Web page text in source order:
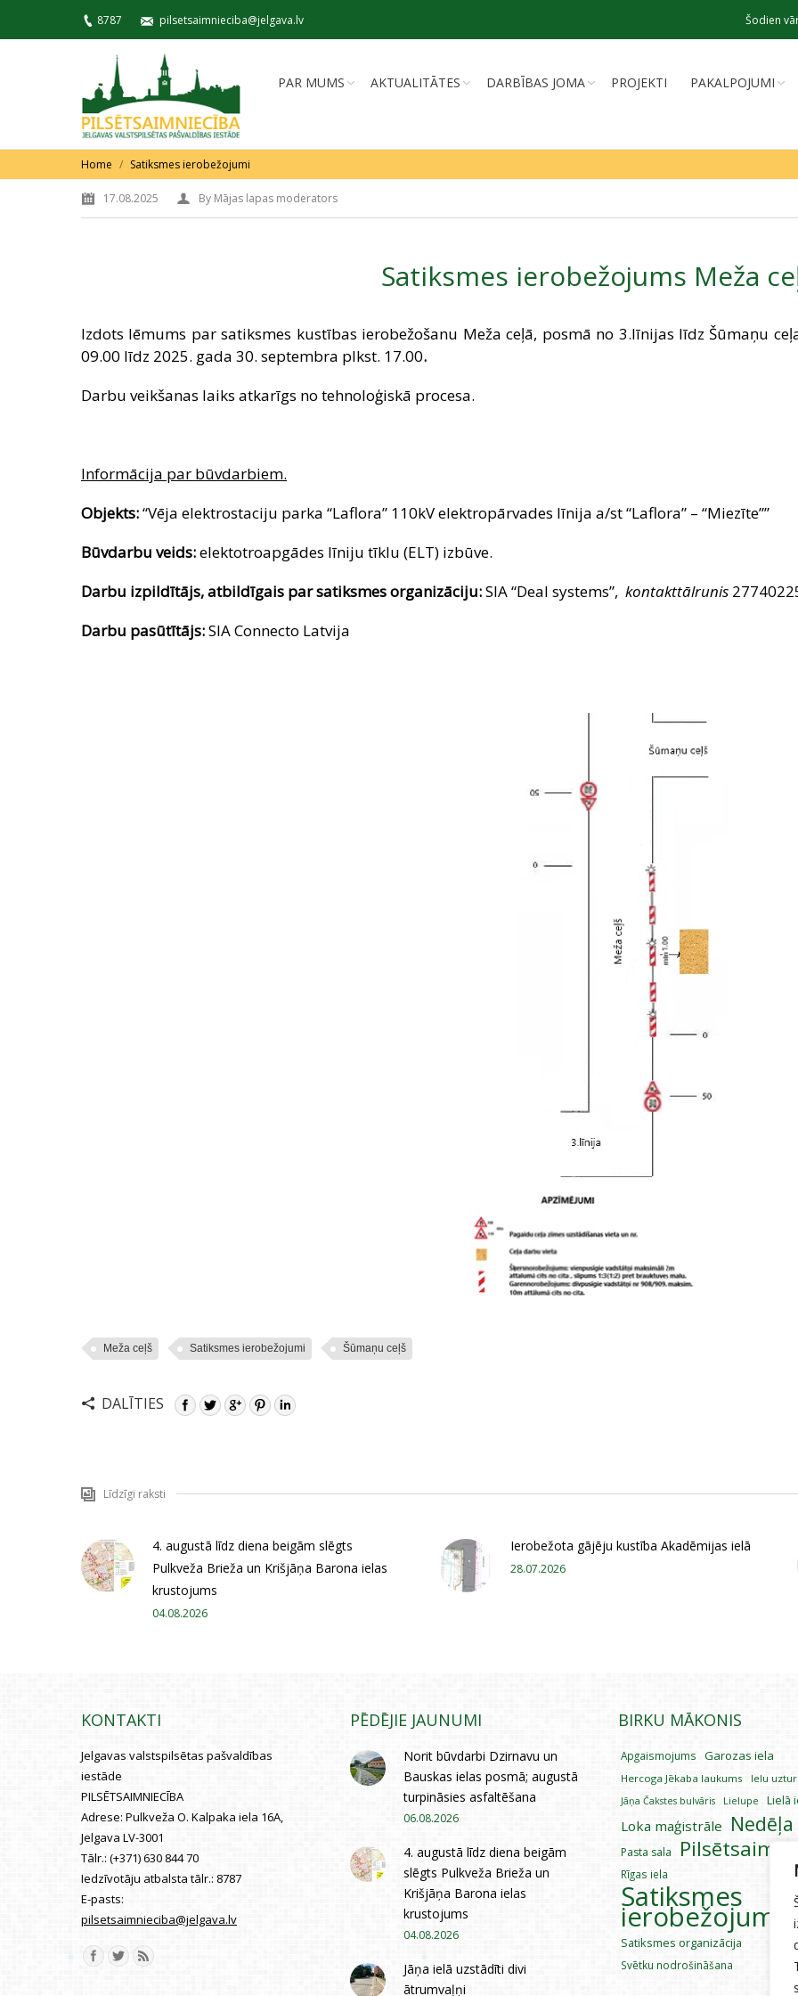
8787 pilsetsaimnieciba@jelgava.lv Šodien
PAR MUMS AKTUALITĀTES DARBĪBAS JOMA PROJEKTI PAKALPOJUMI
You are here:
Home Satiksmes ierobežojumi
17.08.2025 By Mājas lapas moderators
Satiksmes ierobežojums Meža
Izdots lēmums par satiksmes kustības ierobežošanu Meža ceļā, posmā no 3.līnijas līdz Šūmaņu
09.00 līdz 2025. gada 30. septembra plkst. 17.00.
Darbu veikšanas laiks atkarīgs no tehnoloģiskā procesa.
Informācija par būvdarbiem.
Objekts:“Vēja elektrostaciju parka “Laflora” 110kV elektropārvades līnija a/st “Laflora” – “Miezīte””
Būvdarbu veids:elektotroapgādes līniju tīklu (ELT) izbūve.
Darbu izpildītājs, atbildīgais par satiksmes organizāciju:SIA “Deal systems”, kontakttālrunis
Darbu pasūtītājs:SIA Connecto Latvija
Meža ceļš Satiksmes ierobežojumi Šūmaņu ceļš
DALĪTIES
Līdzīgi raksti
4. augustā līdz diena beigām slēgts
Pulkveža Brieža un Krišjāņa Barona ielas
krustojums
04.08.2026
Ierobežota gājēju kustība Akadēmijas ielā
28.07.2026
KONTAKTI
Jelgavas valstspilsētas pašvaldības
iestāde
PILSĒTSAIMNIECĪBA
Adrese: Pulkveža O. Kalpaka iela 16A,
Jelgava LV-3001
Tālr.: (+371) 630 844 70
Iedzīvotāju atbalsta tālr.: 8787
E-pasts:
pilsetsaimnieciba@jelgava.lv
Find us on:
PĒDĒJIE JAUNUMI
Norit būvdarbi Dzirnavu un
Bauskas ielas posmā; augustā
turpināsies asfaltēšana
06.08.2026
4. augustā līdz diena beigām
slēgts Pulkveža Brieža un
Krišjāņa Barona ielas
krustojums
04.08.2026
Jāņa ielā uzstādīti divi
ātrumvaļņi
BIRKU MĀKONIS
Apgaismojums Garozas iela
Hercoga Jēkaba laukums Ielu
Jāņa Čakstes bulvāris Lielupe Lielā
Loka maģistrāle Nedēļa
Pasta sala
Rīgas iela
Satiksmes
ierobežojumi
Satiksmes organizācija
Svētku nodrošināšana